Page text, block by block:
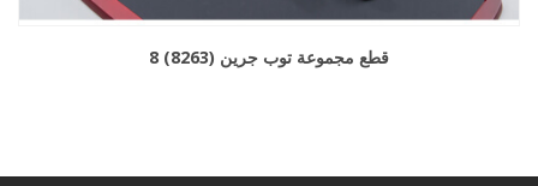
8 قطع مجموعة توب جرين (8263)